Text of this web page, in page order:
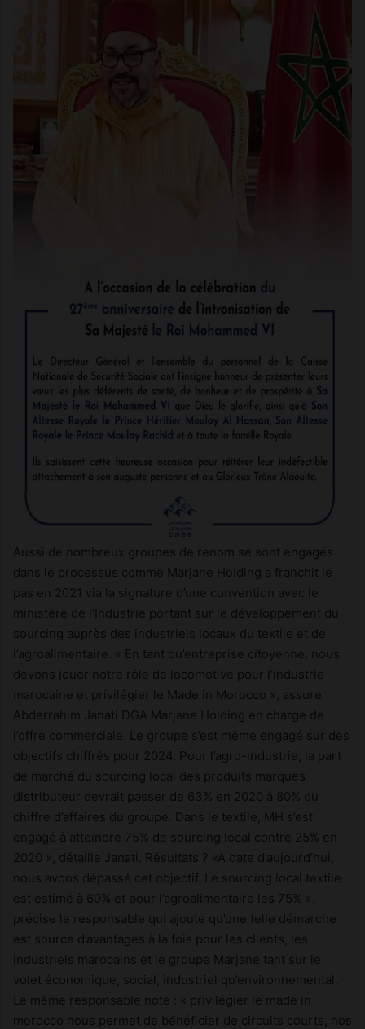
Aussi de nombreux groupes de renom se sont engagés
dans le processus comme Marjane Holding a franchit le
pas en 2021 via la signature d’une convention avec le
ministère de l’Industrie portant sur le développement du
sourcing auprès des industriels locaux du textile et de
l’agroalimentaire. « En tant qu’entreprise citoyenne, nous
devons jouer notre rôle de locomotive pour l’industrie
marocaine et privilégier le Made in Morocco », assure
Abderrahim Janati DGA Marjane Holding en charge de
l’offre commerciale. Le groupe s’est même engagé sur des
objectifs chiffrés pour 2024. Pour l’agro-industrie, la part
de marché du sourcing local des produits marques
distributeur devrait passer de 63% en 2020 à 80% du
chiffre d’affaires du groupe. Dans le textile, MH s’est
engagé à atteindre 75% de sourcing local contre 25% en
2020 », détaille Janati. Résultats ? «A date d’aujourd’hui,
nous avons dépassé cet objectif. Le sourcing local textile
est estimé à 60% et pour l’agroalimentaire les 75% »,
précise le responsable qui ajoute qu’une telle démarche
est source d’avantages à la fois pour les clients, les
industriels marocains et le groupe Marjane tant sur le
volet économique, social, industriel qu’environnemental.
Le même responsable note : « privilégier le made in
morocco nous permet de bénéficier de circuits courts, nos